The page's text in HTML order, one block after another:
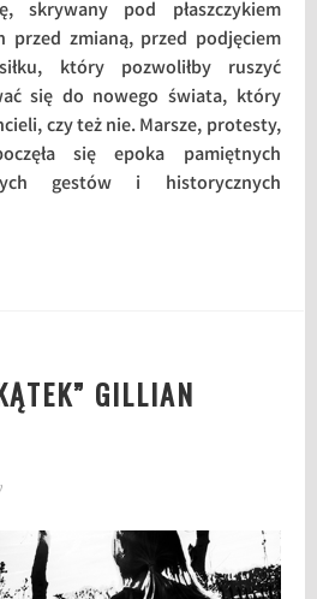
skrywany pod płaszczykiem
przed zmianą, przed podjęciem
który pozwoliłby ruszyć
się do nowego świata, który
czy też nie. Marsze, protesty,
się epoka pamiętnych
gestów i historycznych
GILLIAN